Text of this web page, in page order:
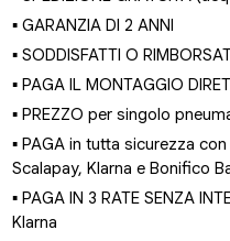
▪ GARANZIA DI 2 ANNI
▪ SODDISFATTI O
▪ PAGA IL MONTAGGIO
▪ PREZZO per singolo
▪ PAGA in tutta sicurezza
Scalapay, Klarna e Bonifico
▪ PAGA IN 3 RATE SENZA
Klarna